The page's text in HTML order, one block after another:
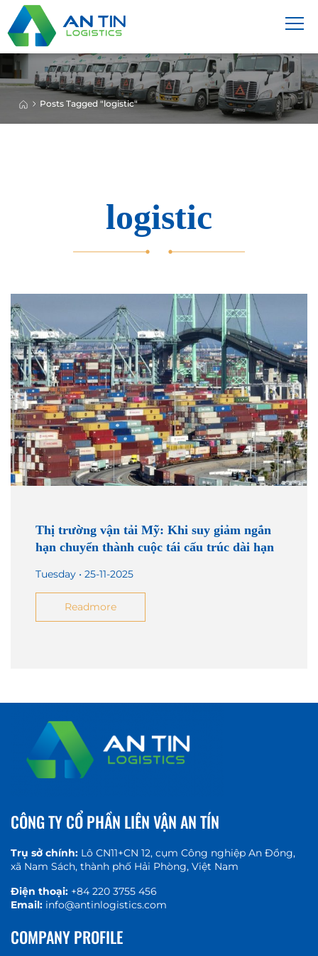
Posts Tagged "logistic"
logistic
Thị trường vận tải Mỹ: Khi suy giảm ngắn
hạn chuyển thành cuộc tái cấu trúc dài hạn
Tuesday • 25-11-2025
Readmore
CÔNG TY CỔ PHẦN LIÊN VẬN AN TÍN
Trụ sở chính: Lô CN11+CN 12, cụm Công nghiệp An Đồng,
xã Nam Sách, thành phố Hải Phòng, Việt Nam
Điện thoại: +84 220 3755 456
Email: info@antinlogistics.com
COMPANY PROFILE